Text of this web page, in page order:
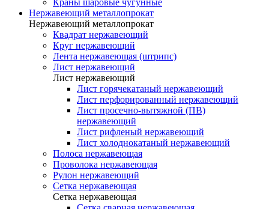
Краны шаровые чугунные
Нержавеющий металлопрокат
Нержавеющий металлопрокат
Квадрат нержавеющий
Круг нержавеющий
Лента нержавеющая (штрипс)
Лист нержавеющий
Лист нержавеющий
Лист горячекатаный нержавеющий
Лист перфорированный нержавеющий
Лист просечно-вытяжной (ПВ)
нержавеющий
Лист рифленый нержавеющий
Лист холоднокатаный нержавеющий
Полоса нержавеющая
Проволока нержавеющая
Рулон нержавеющий
Сетка нержавеющая
Сетка нержавеющая